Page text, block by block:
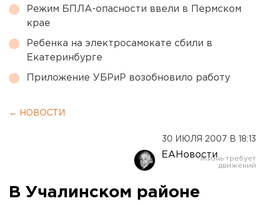
Режим БПЛА-опасности ввели в Пермском
крае
Ребенка на электросамокате сбили в
Екатеринбурге
Приложение УБРиР возобновило работу
← НОВОСТИ
30 ИЮЛЯ 2007 В 18:13
ЕАНовости
В Учалинском районе